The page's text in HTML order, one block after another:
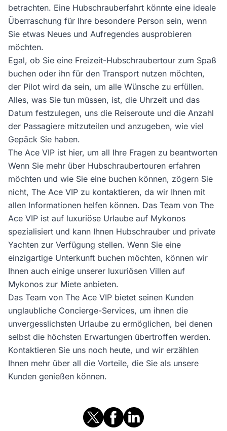
betrachten. Eine Hubschrauberfahrt könnte eine ideale
Überraschung für Ihre besondere Person sein, wenn
Sie etwas Neues und Aufregendes ausprobieren
möchten.
Egal, ob Sie eine Freizeit-Hubschraubertour zum Spaß
buchen oder ihn für den Transport nutzen möchten,
der Pilot wird da sein, um alle Wünsche zu erfüllen.
Alles, was Sie tun müssen, ist, die Uhrzeit und das
Datum festzulegen, uns die Reiseroute und die Anzahl
der Passagiere mitzuteilen und anzugeben, wie viel
Gepäck Sie haben.
The Ace VIP ist hier, um all Ihre Fragen zu beantworten
Wenn Sie mehr über Hubschraubertouren erfahren
möchten und wie Sie eine buchen können, zögern Sie
nicht, The Ace VIP zu kontaktieren, da wir Ihnen mit
allen Informationen helfen können. Das Team von The
Ace VIP ist auf luxuriöse Urlaube auf Mykonos
spezialisiert und kann Ihnen Hubschrauber und private
Yachten zur Verfügung stellen. Wenn Sie eine
einzigartige Unterkunft buchen möchten, können wir
Ihnen auch einige unserer luxuriösen Villen auf
Mykonos zur Miete anbieten.
Das Team von The Ace VIP bietet seinen Kunden
unglaubliche Concierge-Services, um ihnen die
unvergesslichsten Urlaube zu ermöglichen, bei denen
selbst die höchsten Erwartungen übertroffen werden.
Kontaktieren Sie uns noch heute, und wir erzählen
Ihnen mehr über all die Vorteile, die Sie als unsere
Kunden genießen können.